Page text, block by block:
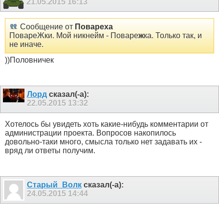
21.05.2015 16:13
Сообщение от Повареха
ПовареЖки. Мой никнейм - Поварежка. Только так, и
не иначе.
))Половничек
Лорд сказал(-а):
22.05.2015 13:32
Хотелось бы увидеть хоть какие-нибудь комментарии от
администрации проекта. Вопросов накопилось
довольно-таки много, смысла только нет задавать их -
вряд ли ответы получим.
Старый_Волк сказал(-а):
24.05.2015 14:44